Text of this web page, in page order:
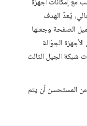
يُعدّ الهدف
الصفحة وجعلها
الجوّالة
الجيل الثالث
المستحسن أن يتم